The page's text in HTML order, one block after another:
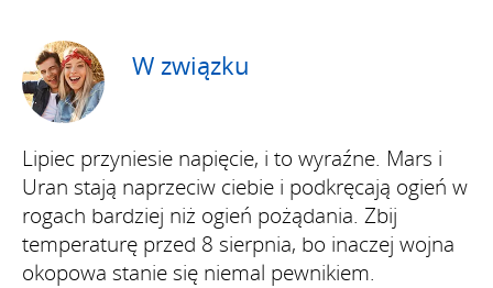
W związku
Lipiec przyniesie napięcie, i to wyraźne. Mars i
Uran stają naprzeciw ciebie i podkręcają ogień w
rogach bardziej niż ogień pożądania. Zbij
temperaturę przed 8 sierpnia, bo inaczej wojna
okopowa stanie się niemal pewnikiem.